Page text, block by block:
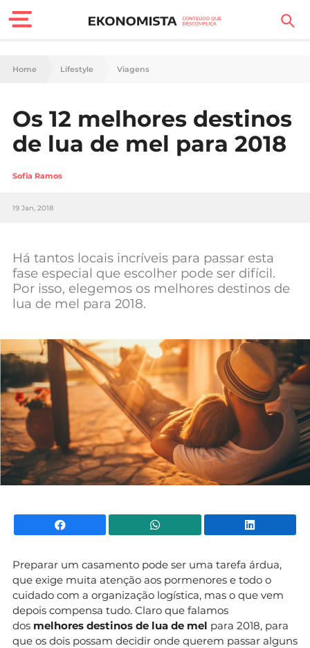
Finanças Pessoais
Carreira
Tecnologia
Negócios
Home Lifestyle Viagens
Os 12 melhores destinos
de lua de mel para 2018
Sofia Ramos
19 Jan, 2018
Há tantos locais incríveis para passar esta
fase especial que escolher pode ser difícil.
Por isso, elegemos os melhores destinos de
lua de mel para 2018.
Facebook WhatsApp
Preparar um casamento pode ser uma tarefa árdua,
que exige muita atenção aos pormenores e todo o
cuidado com a organização logística, mas o que vem
depois compensa tudo. Claro que falamos
dos melhores destinos de lua de mel para 2018, para
que os dois possam decidir onde querem passar alguns